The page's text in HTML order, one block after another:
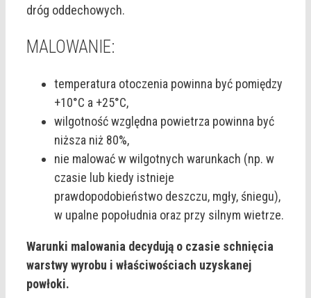
dróg oddechowych.
MALOWANIE:
temperatura otoczenia powinna być pomiędzy
+10°C a +25°C,
wilgotność względna powietrza powinna być
niższa niż 80%,
nie malować w wilgotnych warunkach (np. w
czasie lub kiedy istnieje
prawdopodobieństwo deszczu, mgły, śniegu),
w upalne popołudnia oraz przy silnym wietrze.
Warunki malowania decydują o czasie schnięcia
warstwy wyrobu i właściwościach uzyskanej
powłoki.